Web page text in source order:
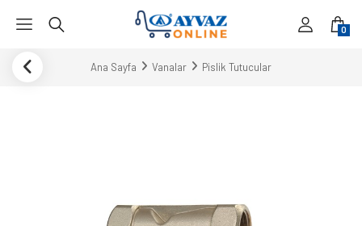
0
Ana Sayfa Vanalar Pislik Tutucular